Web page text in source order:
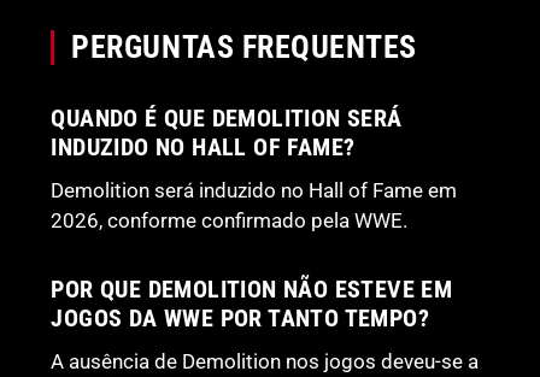
PERGUNTAS FREQUENTES
QUANDO É QUE DEMOLITION SERÁ
INDUZIDO NO HALL OF FAME?
Demolition será induzido no Hall of Fame em
2026, conforme confirmado pela WWE.
POR QUE DEMOLITION NÃO ESTEVE EM
JOGOS DA WWE POR TANTO TEMPO?
A ausência de Demolition nos jogos deveu-se a